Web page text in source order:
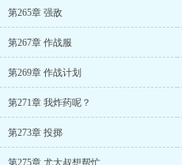
第265章 强敌
第267章 作战服
第269章 作战计划
第271章 我炸药呢？
第273章 投掷
第275章 尤大叔想帮忙